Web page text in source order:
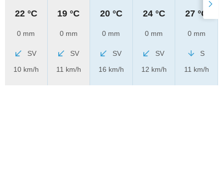
22 °C
0 mm
SV
10 km/h
19 °C
0 mm
SV
11 km/h
20 °C
0 mm
SV
16 km/h
24 °C
0 mm
SV
12 km/h
27 °C
0 mm
S
11 km/h